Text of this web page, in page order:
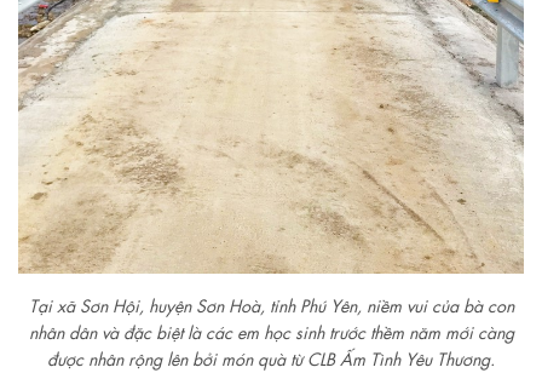
Tại xã Sơn Hội, huyện Sơn Hoà, tỉnh Phú Yên, niềm vui của bà con
nhân dân và đặc biệt là các em học sinh trước thềm năm mới càng
được nhân rộng lên bởi món quà từ CLB Ấm Tình Yêu Thương.